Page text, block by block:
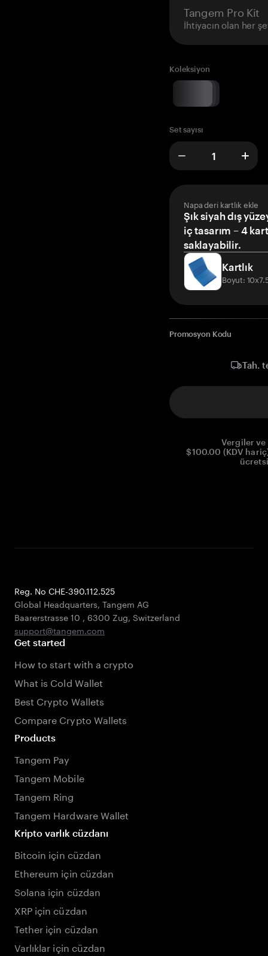
Tangem Pro Kit
İhtiyacın olan her
Koleksiyon
Set sayısı
Napa deri kartlık ekle
Şık siyah dış
iç tasarım – 4
saklayabilir.
Kartlık
Boyut:
Promosyon Kodu
Tah.
Vergiler
$100.00 (KDV
Reg. No CHE-390.112.525
Global Headquarters, Tangem AG
Baarerstrasse 10 , 6300 Zug, Switzerland
support@tangem.com
Get started
How to start with a crypto
What is Cold Wallet
Best Crypto Wallets
Compare Crypto Wallets
Products
Tangem Pay
Tangem Mobile
Tangem Ring
Tangem Hardware Wallet
Kripto varlık cüzdanı
Bitcoin için cüzdan
Ethereum için cüzdan
Solana için cüzdan
XRP için cüzdan
Tether için cüzdan
Varlıklar için cüzdan